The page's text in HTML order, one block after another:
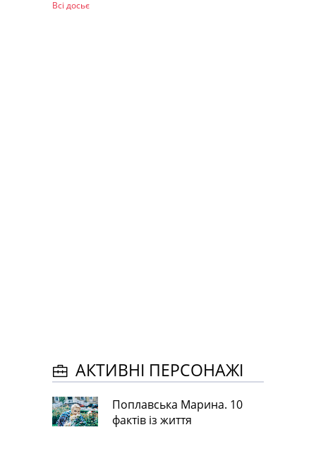
Всі досьє
АКТИВНІ ПЕРСОНАЖІ
Поплавська Марина. 10
фактів із життя